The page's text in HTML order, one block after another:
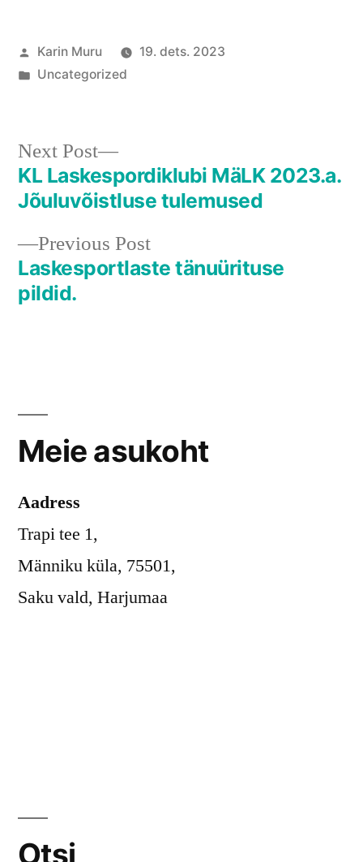
Posted
by
Karin Muru
19. dets. 2023
Posted
Uncategorized
Navigeerimine
Previous PostPrevious
post:
Laskesportlaste tänuürituse
pildid.
Next Post
Next
post:
KL Laskespordiklubi MäLK 2023.a.
Jõuluvõistluse tulemused
Meie asukoht
Aadress
Trapi tee 1,
Männiku küla, 75501,
Saku vald, Harjumaa
Otsi